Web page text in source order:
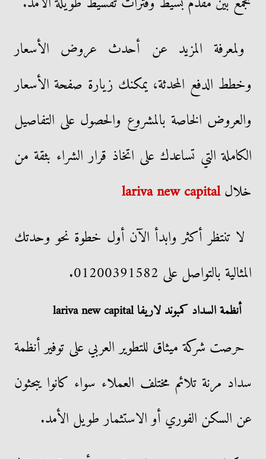
ولمعرفة المزيد عن أحدث عروض الأسعار
وخطط الدفع المحدثة، يمكنك زيارة صفحة الأسعار
والعروض الخاصة بالمشروع والحصول على التفاصيل
الكاملة التي تساعدك على اتخاذ قرار الشراء بثقة من
خلالlariva new capital
لا تنتظر أكثر وابدأ الآن أول خطوة نحو وحدتك
المثالية بالتواصل على 01200391582.
أنظمة السداد كمبوند لاريفا lariva new capital
حرصت شركة ميثاق للتطوير العربي على توفير أنظمة
سداد مرنة تلائم مختلف العملاء سواء كانوا يبحثون
عن السكن الفوري أو الاستثمار طويل الأمد.